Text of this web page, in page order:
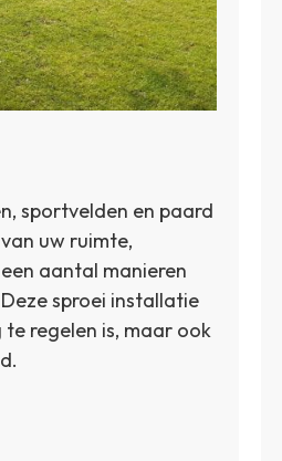
sportvelden en paard
uw ruimte,
aantal manieren
sproei installatie
regelen is, maar ook